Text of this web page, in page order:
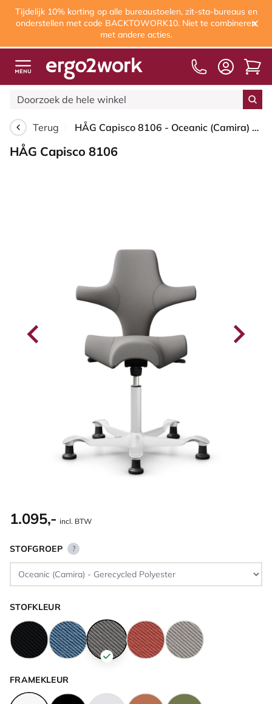
Tijdelijk 10% korting op alle bureaustoelen, zit-sta-bureaus en
onderstellen met code BACKTOWORK10. Niet te combineren
met andere acties.
Terug HÅG Capisco 8106 - Oceanic (Camira) - Gerecycled Polyester - OCI008 - Warm grey - Framekleur - Wit - Gasveer - 150 mm (Zithoogte 40-55cm) - Vloercontact - Glijdoppen - Voetenring - Nee, geen voetenring - Voetster - Nee, voetster in framekleur
HÅG Capisco 8106
1.095,- incl. BTW
STOFGROEP ?
STOFKLEUR
FRAMEKLEUR